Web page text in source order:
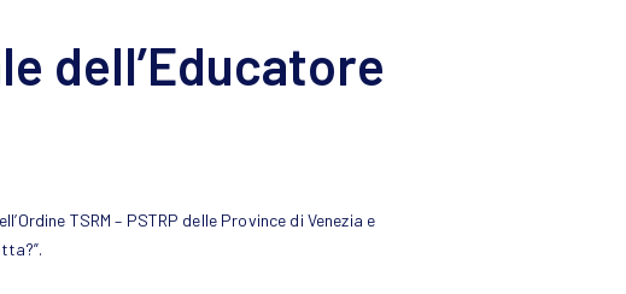
dell’Educatore
TSRM – PSTRP delle Province di Venezia e